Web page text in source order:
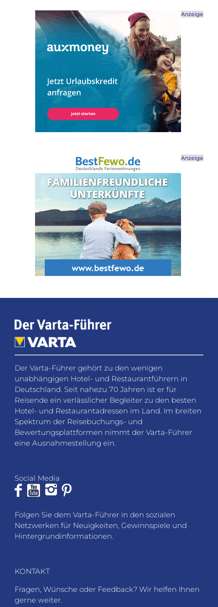
Anzeige
Anzeige
Der Varta-Führer gehört zu den wenigen
unabhängigen Hotel- und Restaurantführern in
Deutschland. Seit nahezu 70 Jahren ist er für
Reisende ein verlässlicher Begleiter zu den besten
Hotel- und Restaurantadressen im Land. Im breiten
Spektrum der Reisebuchungs- und
Bewertungsplattformen nimmt der Varta-Führer
eine Ausnahmestellung ein.
Social Media
Folgen Sie dem Varta-Führer in den sozialen
Netzwerken für Neuigkeiten, Gewinnspiele und
Hintergrundinformationen.
KONTAKT
Fragen, Wünsche oder Feedback? Wir helfen Ihnen
gerne weiter.